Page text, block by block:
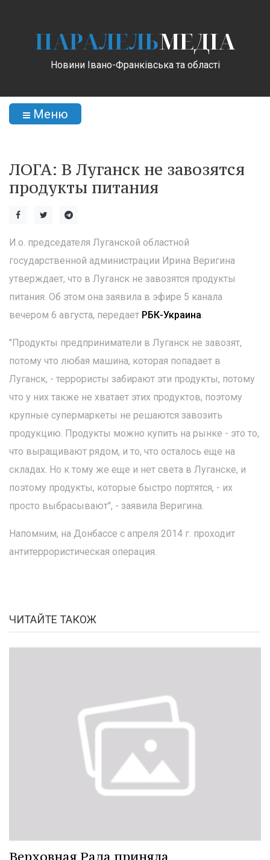
ПАРАЛЕЛЬМЕДІА
Новини Івано-Франківська та області
Меню
ЛОГА: В Луганск не завозятся
продукты питания
И.о. председателя Луганской областной
государственной администрации Ирина Веригина
утверждает, что в Луганск не завозятся продукты
питания. Об этом она заявила в эфире 5 канала
вечером 6 августа, передает РБК-Украина.
"Продукты предприниматели в Луганск не завозят,
потому что любая машина, которая попадает в
Луганск, - террористы забирают эти продукты, потому
что у них также не хватает этих продуктов, поэтому
крупные супермаркеты не решаются завозить
продукцию. Продукты можно купить на рынке - это то,
что выращивают рядом, и то, что осталось еще на
складах. Но к тому же еще и нет света в Луганске, и
поэтому продукты, которые быстро портятся, - их
просто выбрасывают", - заявила Веригина.
Напомним, на Донбассе с апреля 2014 г. проходит
антитеррористическая операция.
ЧИТАЙТЕ ТАКОЖ